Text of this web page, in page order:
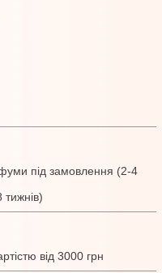
під замовлення (2-4
від 3000 грн